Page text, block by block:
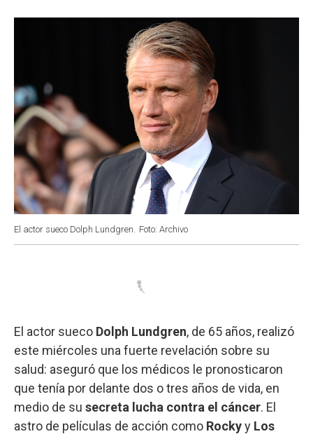
El actor sueco Dolph Lundgren. Foto: Archivo
El actor sueco Dolph Lundgren, de 65 años, realizó
este miércoles una fuerte revelación sobre su
salud: aseguró que los médicos le pronosticaron
que tenía por delante dos o tres años de vida, en
medio de su secreta lucha contra el cáncer. El
astro de películas de acción como Rockyy Los